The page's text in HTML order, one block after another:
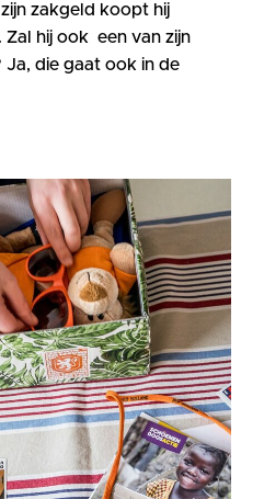
zakgeld koopt hij
Zal hij ook een van zijn
Ja, die gaat ook in de